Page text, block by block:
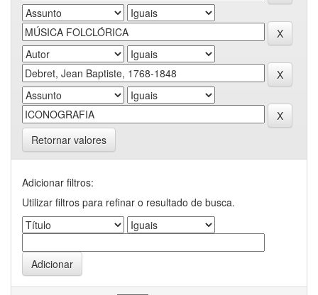
Retornar valores
Adicionar filtros:
Utilizar filtros para refinar o resultado de busca.